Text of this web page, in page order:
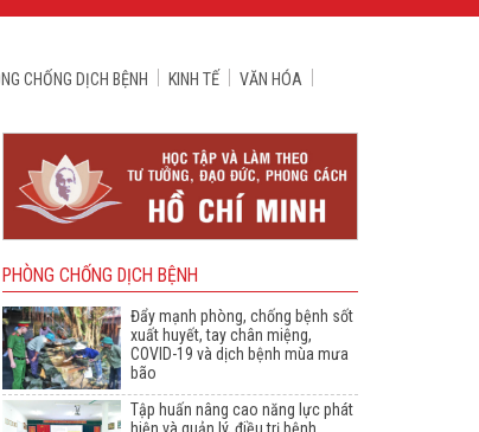
CHỐNG DỊCH BỆNH KINH TẾ
VĂN HÓA
PHÒNG CHỐNG DỊCH BỆNH
Đẩy mạnh phòng, chống bệnh sốt
xuất huyết, tay chân miệng,
COVID-19 và dịch bệnh mùa mưa
bão
Tập huấn nâng cao năng lực phát